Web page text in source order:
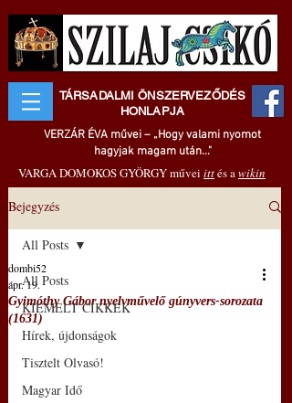
TÁRSADALMI ÖNSZERVEZŐDÉS
HONLAPJA
VERZÁR ÉVA művei – „Hogy valami nyomot
hagyjak magam után..."
VARGA DOMOKOS GYÖRGY művei ittés awikin
Bejegyzés
All Posts
KIEMELT CIKKEK
Hírek, újdonságok
Tisztelt Olvasó!
Magyar Idő
All Posts
Gyimóthy Gábor nyelvművelő gúnyvers-sorozata
(1631)
dombi52
ápr. 19.